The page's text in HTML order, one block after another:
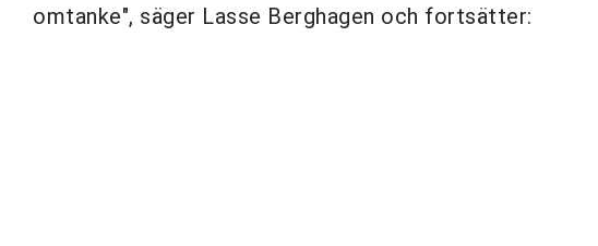
omtanke", säger Lasse Berghagen och fortsätter: